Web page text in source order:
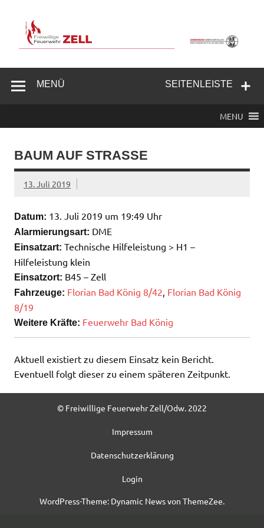
springen
Feuerwehr
SEITENLEISTE
MENÜ
MENU
BAUM AUF STRASSE
13. Juli 2019
Datum: 13. Juli 2019 um 19:49 Uhr
Alarmierungsart: DME
Einsatzart: Technische Hilfeleistung > H1 –
Hilfeleistung klein
Einsatzort: B45 – Zell
Fahrzeuge: Florian Bad König 8/42, Florian Bad König
8/19
Weitere Kräfte: Feuerwehr Bad König
Aktuell existiert zu diesem Einsatz kein Bericht.
Eventuell folgt dieser zu einem späteren Zeitpunkt.
© Freiwillige Feuerwehr Zell/Odw. 2022
Impressum
Datenschutzerklärung
Login
WordPress-Theme: Dynamic News von ThemeZee.